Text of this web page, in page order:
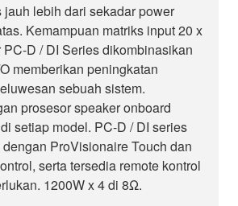
jauh lebih dari sekadar power
Kemampuan matriks input 20 x
D / DI Series dikombinasikan
memberikan peningkatan
sebuah sistem.
prosesor speaker onboard
setiap model. PC-D / DI series
ProVisionaire Touch dan
serta tersedia remote kontrol
1200W x 4 di 8Ω.